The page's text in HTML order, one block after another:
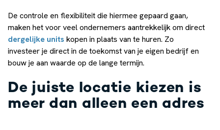
De controle en flexibiliteit die hiermee gepaard gaan,
maken het voor veel ondernemers aantrekkelijk om direct
dergelijke units kopen in plaats van te huren. Zo
investeer je direct in de toekomst van je eigen bedrijf en
bouw je aan waarde op de lange termijn.
De juiste locatie kiezen is
meer dan alleen een adres